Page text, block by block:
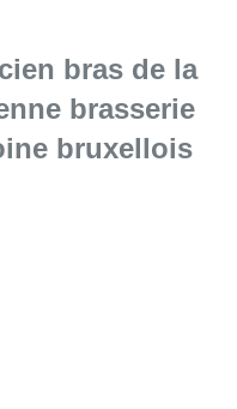
bras de la
brasserie
bruxellois